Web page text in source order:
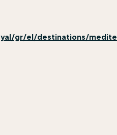
gr/el/destinations/